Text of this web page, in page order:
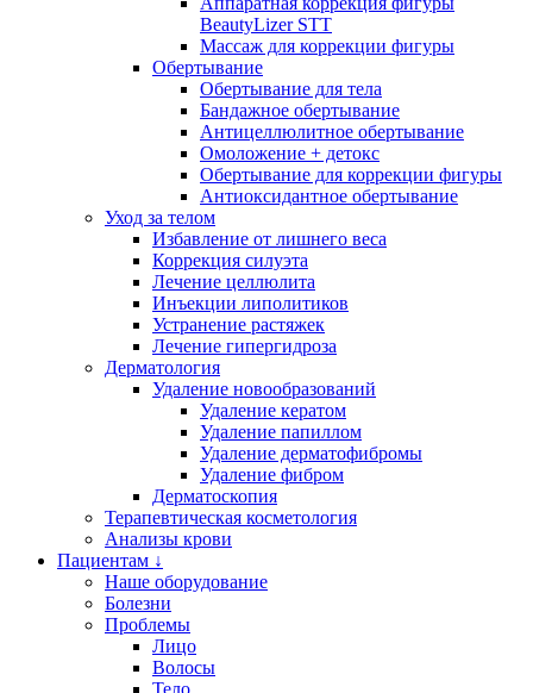
BeautyLizer STT
Массаж для коррекции фигуры
Обертывание
Обертывание для тела
Бандажное обертывание
Антицеллюлитное обертывание
Омоложение + детокс
Обертывание для коррекции фигуры
Антиоксидантное обертывание
Уход за телом
Избавление от лишнего веса
Коррекция силуэта
Лечение целлюлита
Инъекции липолитиков
Устранение растяжек
Лечение гипергидроза
Дерматология
Удаление новообразований
Удаление кератом
Удаление папиллом
Удаление дерматофибромы
Удаление фибром
Дерматоскопия
Терапевтическая косметология
Анализы крови
Пациентам ↓
Наше оборудование
Болезни
Проблемы
Лицо
Волосы
Тело